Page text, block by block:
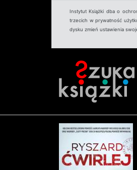
Instytut Książki dba o
trzecich w prywatność
dysku zmień ustawienia